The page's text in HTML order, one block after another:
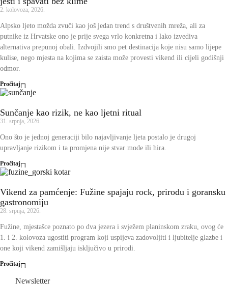
2. kolovoza, 2026.
Alpsko ljeto možda zvuči kao još jedan trend s društvenih mreža, ali za
putnike iz Hrvatske ono je prije svega vrlo konkretna i lako izvediva
alternativa prepunoj obali. Izdvojili smo pet destinacija koje nisu samo lijepe
kulise, nego mjesta na kojima se zaista može provesti vikend ili cijeli godišnji
odmor.
Pročitaj
Sunčanje kao rizik, ne kao ljetni ritual
31. srpnja, 2026.
Ono što je jednoj generaciji bilo najavljivanje ljeta postalo je drugoj
upravljanje rizikom i ta promjena nije stvar mode ili hira.
Pročitaj
Vikend za pamćenje: Fužine spajaju rock, prirodu i goransku
gastronomiju
28. srpnja, 2026.
Fužine, mjestašce poznato po dva jezera i svježem planinskom zraku, ovog će
1. i 2. kolovoza ugostiti program koji uspijeva zadovoljiti i ljubitelje glazbe i
one koji vikend zamišljaju isključivo u prirodi.
Pročitaj
Newsletter